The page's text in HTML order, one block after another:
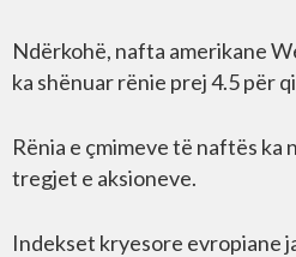
Ndërkohë, nafta amerikane
ka shënuar rënie prej 4.5 për
Rënia e çmimeve të naftës ka
tregjet e aksioneve.
Indekset kryesore evropiane